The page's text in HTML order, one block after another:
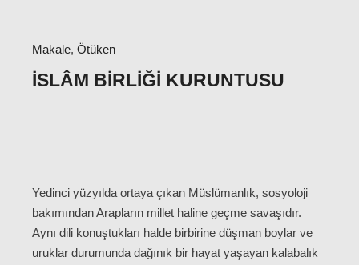
Makale, Ötüken
İSLÂM BIRLIĞI KURUNTUSU
Yedinci yüzyılda ortaya çıkan Müslümanlık, sosyoloji
bakımından Arapların millet haline geçme savaşıdır.
Aynı dili konuştukları halde birbirine düşman boylar ve
uruklar durumunda dağınık bir hayat yaşayan kalabalık